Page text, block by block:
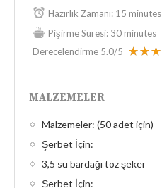
Hazırlık Zamanı: 15 minutes
Pişirme Süresi: 30 minutes
Derecelendirme 5.0/5
MALZEMELER
Malzemeler: (50 adet için)
Şerbet İçin:
3,5 su bardağı toz şeker
Şerbet İçin: